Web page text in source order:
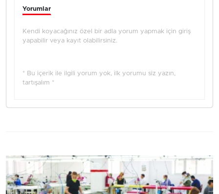
Yorumlar
Kendi koyacağınız özel bir adla yorum yapmak için giriş
yapabilir veya kayıt olabilirsiniz.
* Bu içerik ile ilgili yorum yok, ilk yorumu siz yazın,
tartışalım *